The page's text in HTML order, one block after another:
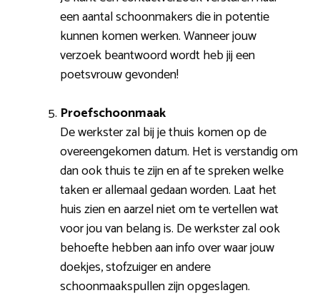
een aantal schoonmakers die in potentie
kunnen komen werken. Wanneer jouw
verzoek beantwoord wordt heb jij een
poetsvrouw gevonden!
Proefschoonmaak
De werkster zal bij je thuis komen op de
overeengekomen datum. Het is verstandig om
dan ook thuis te zijn en af te spreken welke
taken er allemaal gedaan worden. Laat het
huis zien en aarzel niet om te vertellen wat
voor jou van belang is. De werkster zal ook
behoefte hebben aan info over waar jouw
doekjes, stofzuiger en andere
schoonmaakspullen zijn opgeslagen.